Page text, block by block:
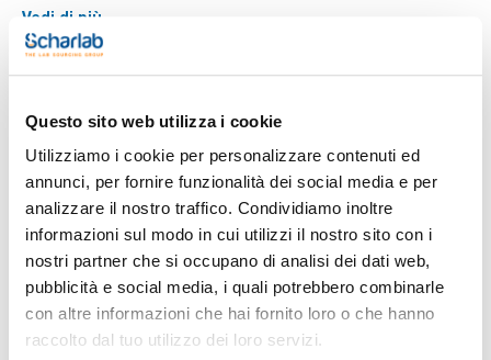
Questo sito web utilizza i cookie
Utilizziamo i cookie per personalizzare contenuti ed
annunci, per fornire funzionalità dei social media e per
analizzare il nostro traffico. Condividiamo inoltre
informazioni sul modo in cui utilizzi il nostro sito con i
nostri partner che si occupano di analisi dei dati web,
pubblicità e social media, i quali potrebbero combinarle
con altre informazioni che hai fornito loro o che hanno
raccolto dal tuo utilizzo dei loro servizi.
Vedi di più
Documentazione tecnica
TDS / Scheda tecnica
Registrati per i download
Registrati per i download
Sicurezza
Registrati per i download